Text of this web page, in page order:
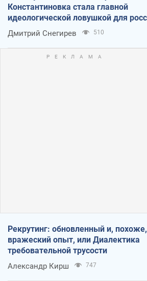
Константиновка стала главной
идеологической ловушкой для
оккупантов
Дмитрий Снегирев 510
Рекрутинг: обновленный и,
вражеский опыт, или Диалектика
требовательной трусости
Александр Кирш 747